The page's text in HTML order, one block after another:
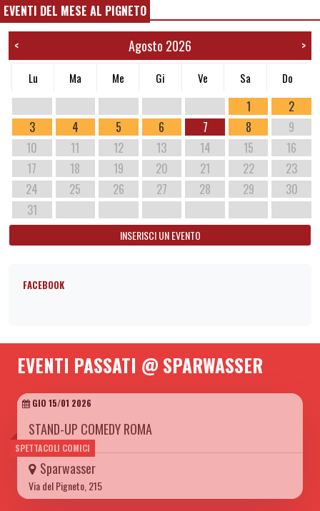
EVENTI DEL MESE AL PIGNETO
< Agosto 2026 >
Lu Ma Me Gi Ve Sa Do
1
2
3
4 5 6 7 8
9
10
11 12 13 14 15
16
17
18 19 20 21 22
23
24
25 26 27 28 29
30
31
INSERISCI UN EVENTO
FACEBOOK
EVENTI PASSATI @ SPARWASSER
SPETTACOLI COMICI
GIO 15/01 2026
STAND-UP COMEDY ROMA
Sparwasser
Via del Pigneto, 215